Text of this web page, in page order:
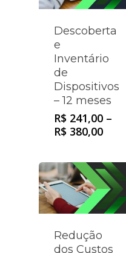
Descoberta
e
Inventário
de
Dispositivos
– 12 meses
R$ 241,00 –
R$ 380,00
Redução
dos Custos